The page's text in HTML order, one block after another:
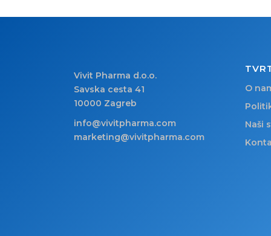
Vivit Pharma d.o.o.
Savska cesta 41
10000 Zagreb
info@vivitpharma.com
marketing@vivitpharma.com
O
Naši